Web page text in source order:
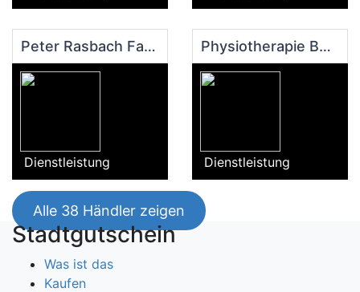
Peter Rasbach Fahrschule
Dienstleistung
Physiotherapie Buchwaldt
Dienstleistung
Alle 38 Händler zeigen
Stadtgutschein
Was ist das
Kaufen